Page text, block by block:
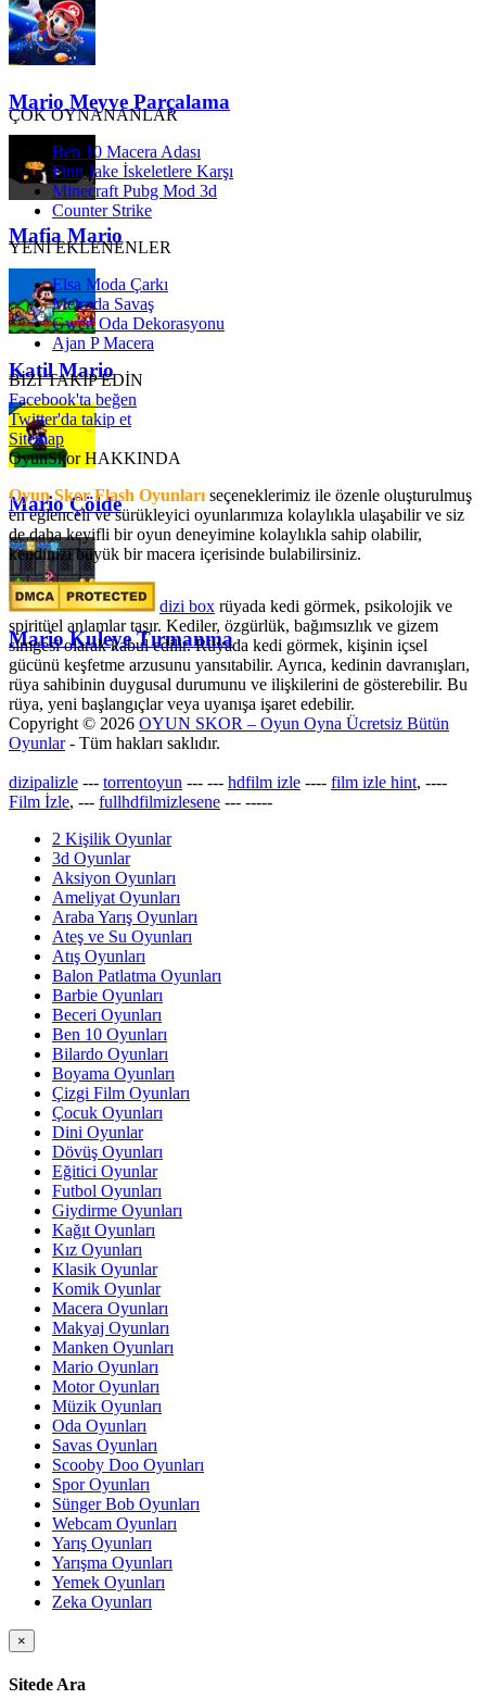
Mario Meyve Parçalama
Mafia Mario
Katil Mario
Mario Çölde
Mario Kuleye Tırmanma
ÇOK OYNANANLAR
Ben 10 Macera Adası
Finn Jake İskeletlere Karşı
Minecraft Pubg Mod 3d
Counter Strike
YENİ EKLENENLER
Elsa Moda Çarkı
Metroda Savaş
Gwen Oda Dekorasyonu
Ajan P Macera
BİZİ TAKİP EDİN
Facebook'ta beğen
Twitter'da takip et
Sitemap
OyunSkor HAKKINDA
Oyun Skor Flash Oyunları seçeneklerimiz ile özenle oluşturulmuş
en eğlenceli ve sürükleyici oyunlarımıza kolaylıkla ulaşabilir ve siz
de daha keyifli bir oyun deneyimine kolaylıkla sahip olabilir,
kendinizi büyük bir macera içerisinde bulabilirsiniz.
dizi box rüyada kedi görmek​, psikolojik ve
spiritüel anlamlar taşır. Kediler, özgürlük, bağımsızlık ve gizem
simgesi olarak kabul edilir. Rüyada kedi görmek, kişinin içsel
gücünü keşfetme arzusunu yansıtabilir. Ayrıca, kedinin davranışları,
rüya sahibinin duygusal durumunu ve ilişkilerini de gösterebilir. Bu
rüya, yeni başlangıçlar veya uyanışa işaret edebilir.
Copyright © 2026 OYUN SKOR – Oyun Oyna Ücretsiz Bütün
Oyunlar- Tüm hakları saklıdır.
dizipalizle --- torrentoyun --- --- hdfilm izle ---- film izle hint, ----
Film İzle, --- fullhdfilmizlesene --- -----
2 Kişilik Oyunlar
3d Oyunlar
Aksiyon Oyunları
Ameliyat Oyunları
Araba Yarış Oyunları
Ateş ve Su Oyunları
Atış Oyunları
Balon Patlatma Oyunları
Barbie Oyunları
Beceri Oyunları
Ben 10 Oyunları
Bilardo Oyunları
Boyama Oyunları
Çizgi Film Oyunları
Çocuk Oyunları
Dini Oyunlar
Dövüş Oyunları
Eğitici Oyunlar
Futbol Oyunları
Giydirme Oyunları
Kağıt Oyunları
Kız Oyunları
Klasik Oyunlar
Komik Oyunlar
Macera Oyunları
Makyaj Oyunları
Manken Oyunları
Mario Oyunları
Motor Oyunları
Müzik Oyunları
Oda Oyunları
Savas Oyunları
Scooby Doo Oyunları
Spor Oyunları
Sünger Bob Oyunları
Webcam Oyunları
Yarış Oyunları
Yarışma Oyunları
Yemek Oyunları
Zeka Oyunları
×
Sitede Ara